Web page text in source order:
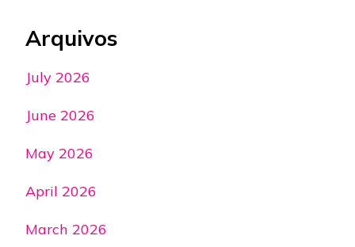
Arquivos
July 2026
June 2026
May 2026
April 2026
March 2026